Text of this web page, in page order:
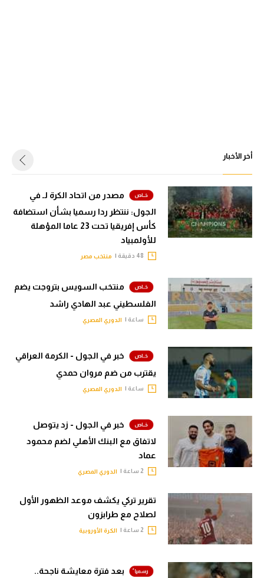
أخر الأخبار
مصدر من اتحاد الكرة لـ في
الجول: ننتظر ردا رسميا بشأن استضافة
كأس إفريقيا تحت 23 عاما المؤهلة
للأولمبياد
منتخب مصر
منتخب السويس بتروجت يضم
الفلسطيني عبد الهادي راشد
ساعة | الدوري المصري
خبر في الجول - الكرمة العراقي
يقترب من ضم مروان حمدي
ساعة | الدوري المصري
خبر في الجول - زد يتوصل
لاتفاق مع البنك الأهلي لضم محمود
عماد
الدوري المصري
تقرير تركي يكشف موعد الظهور الأول
لصلاح مع طرابزون
الكرة الأوروبية
بعد فترة معايشة ناجحة..